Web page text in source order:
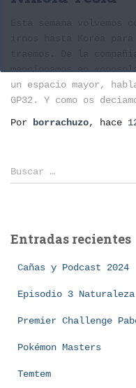
un espacio mayor,
GP32. Y como os
Por
borrachuzo, hace
B
u
r
Buscar …
Entradas recientes
Cañas y Podcast 2024
Episodio 3 Naturaleza
Premier Challenge
Pokémon Masters
Temtem